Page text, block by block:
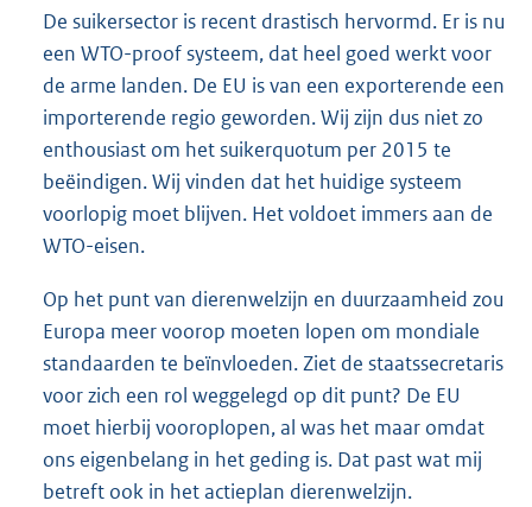
De suikersector is recent drastisch hervormd. Er is nu
een WTO-proof systeem, dat heel goed werkt voor
de arme landen. De EU is van een exporterende een
importerende regio geworden. Wij zijn dus niet zo
enthousiast om het suikerquotum per 2015 te
beëindigen. Wij vinden dat het huidige systeem
voorlopig moet blijven. Het voldoet immers aan de
WTO-eisen.
Op het punt van dierenwelzijn en duurzaamheid zou
Europa meer voorop moeten lopen om mondiale
standaarden te beïnvloeden. Ziet de staatssecretaris
voor zich een rol weggelegd op dit punt? De EU
moet hierbij vooroplopen, al was het maar omdat
ons eigenbelang in het geding is. Dat past wat mij
betreft ook in het actieplan dierenwelzijn.